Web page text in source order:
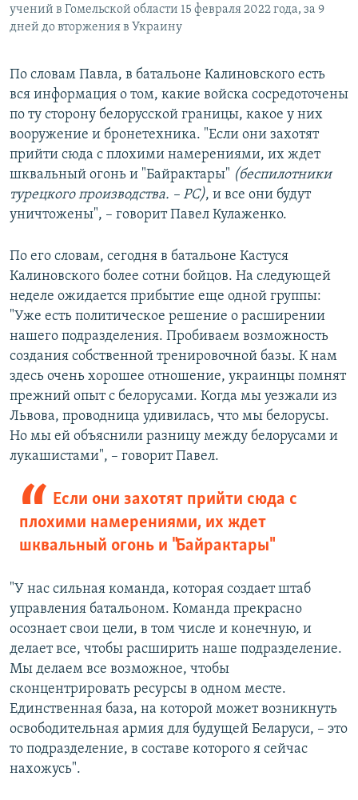
учений в Гомельской области 15 февраля 2022 года, за 9
дней до вторжения в Украину
По словам Павла, в батальоне Калиновского есть
вся информация о том, какие войска сосредоточены
по ту сторону белорусской границы, какое у них
вооружение и бронетехника. "Если они захотят
прийти сюда с плохими намерениями, их ждет
шквальный огонь и "Байрактары" (беспилотники
турецкого производства. – РС), и все они будут
уничтожены", – говорит Павел Кулаженко.
По его словам, сегодня в батальоне Кастуся
Калиновского более сотни бойцов. На следующей
неделе ожидается прибытие еще одной группы:
"Уже есть политическое решение о расширении
нашего подразделения. Пробиваем возможность
создания собственной тренировочной базы. К нам
здесь очень хорошее отношение, украинцы помнят
прежний опыт с белорусами. Когда мы уезжали из
Львова, проводница удивилась, что мы белорусы.
Но мы ей объяснили разницу между белорусами и
лукашистами", – говорит Павел.
Если они захотят прийти сюда с
плохими намерениями, их ждет
шквальный огонь и "Байрактары"
"У нас сильная команда, которая создает штаб
управления батальоном. Команда прекрасно
осознает свои цели, в том числе и конечную, и
делает все, чтобы расширить наше подразделение.
Мы делаем все возможное, чтобы
сконцентрировать ресурсы в одном месте.
Единственная база, на которой может возникнуть
освободительная армия для будущей Беларуси, – это
то подразделение, в составе которого я сейчас
нахожусь".